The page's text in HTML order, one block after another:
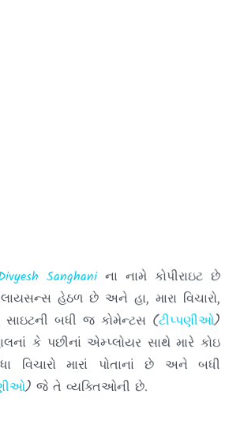
Sanghaniના નામે કોપીરાઇટ છે
લાયસન્સ હેઠળ છે અને હા, મારા વિચારો,
સાઇટની બધી જ કોમેન્ટસ (ટીપ્પણીઓ)
કે પછીનાં એમ્પ્લોયર સાથે મારે કોઇ
વિચારો મારાં પોતાનાં છે અને બધી
) જે તે વ્યક્તિઓની છે.